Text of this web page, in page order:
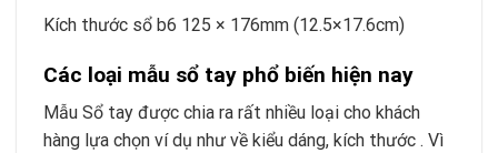
Kích thước sổ b6 125 × 176mm (12.5×17.6cm)
Các loại mẫu sổ tay phổ biến hiện nay
Mẫu Sổ tay được chia ra rất nhiều loại cho khách
hàng lựa chọn ví dụ như về kiểu dáng, kích thước . Vì